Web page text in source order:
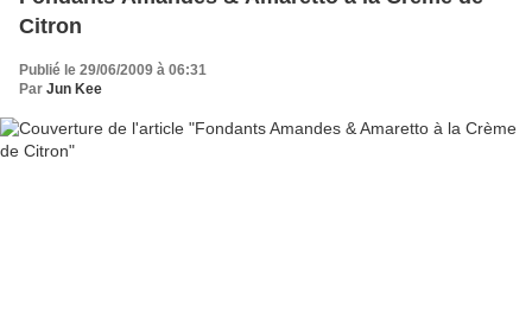
Citron
Publié le 29/06/2009 à 06:31
Par Jun Kee